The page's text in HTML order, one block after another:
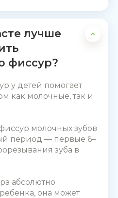
лучше
фиссур?
у детей помогает
как молочные, так и
молочных зубов
период — первые 6–
зуба в
абсолютно
она может